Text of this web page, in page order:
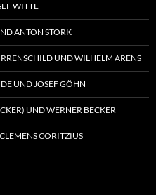
WITTE
ANTON STORK
UND WILHELM ARENS
UND JOSEF GÖHN
UND WERNER BECKER
CORITZIUS